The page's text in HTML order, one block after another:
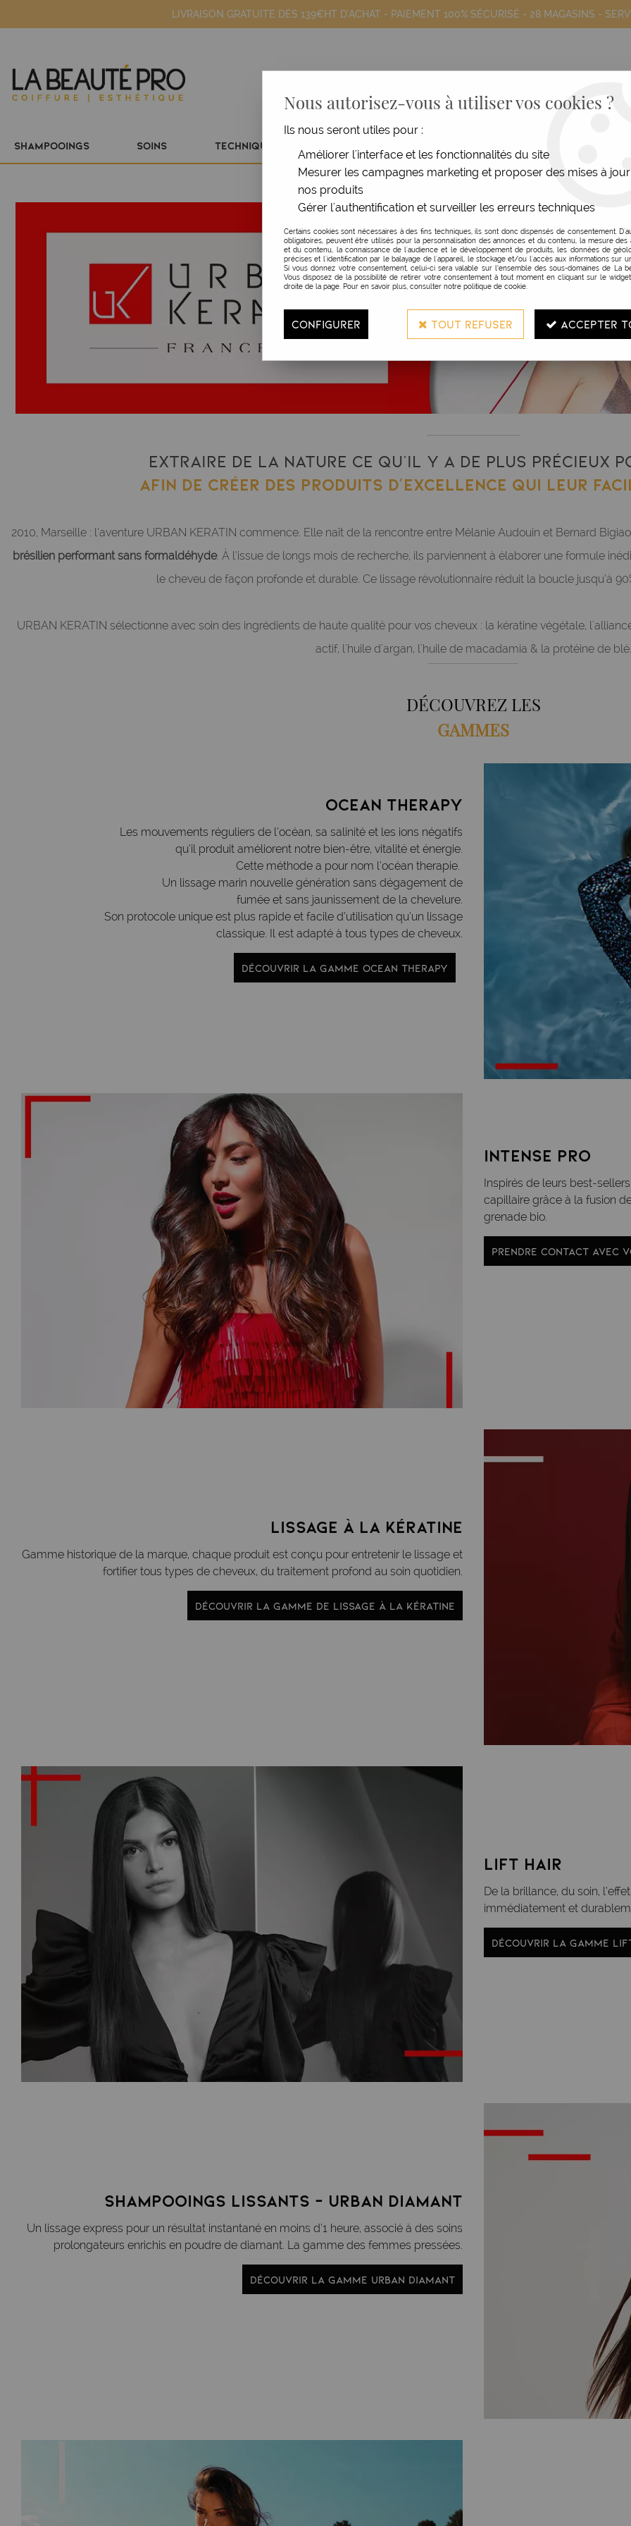
LIVRAISON GRATUITE DÈS 139€HT D'ACHAT - PAIEMENT 100% SÉCURISÉ - 28 MAGASINS -
SHAMPOOINGS SOINS TECHNIQUE
Urban Keratin
Extraire de la nature ce qu’il y a de plus précieux
Afin de créer des produits d’excellence qui leur
2010, Marseille : l’aventure URBAN KERATIN commence. Elle naît de la rencontre entre Mélanie Audouin et Bernard
brésilien performant sans formaldéhyde. À l’issue de longs mois de recherche, ils parviennent à élaborer une formule
le cheveu de façon profonde et durable. Ce lissage révolutionnaire réduit la boucle jusqu’à
URBAN KERATIN sélectionne avec soin des ingrédients de haute qualité pour vos cheveux : la kératine végétale,
actif, l'huile d'argan, l'huile de macadamia & la protéine de blé.
DÉCOUVREZ LES
GAMMES
Ocean therapy
Les mouvements réguliers de l’océan, sa salinité et les ions négatifs
qu’il produit améliorent notre bien-être, vitalité et énergie.
Cette méthode a pour nom l’océan therapie.
Un lissage marin nouvelle génération sans dégagement de
fumée et sans jaunissement de la chevelure.
Son protocole unique est plus rapide et facile d’utilisation qu’un lissage
classique. Il est adapté à tous types de cheveux.
DÉCOUVRIR LA GAMME OCEAN THERAPY
INTENSE PRO
Inspirés de leurs best-
capillaire grâce à la fusion
grenade bio.
PRENDRE CONTACT AVEC
lissage à la kératine
Gamme historique de la marque, chaque produit est conçu pour entretenir le lissage et
fortifier tous types de cheveux, du traitement profond au soin quotidien.
DÉCOUVRIR LA GAMME DE LISSAGE À LA KÉRATINE
lift hair
De la brillance, du soin,
immédiatement et
DÉCOUVRIR LA GAMME
SHAMPOOINGS LISSANTS - URBAN DIAMANT
Un lissage express pour un résultat instantané en moins d’1 heure, associé à des soins
prolongateurs enrichis en poudre de diamant. La gamme des femmes pressées.
DÉCOUVRIR LA GAMME URBAN DIAMANT
Nous autorisez-vous à utiliser vos cookies ?
Ils nous seront utiles pour :
Améliorer l'interface et les fonctionnalités du site
Mesurer les campagnes marketing et proposer des mises à
nos produits
Gérer l'authentification et surveiller les erreurs techniques
Certains cookies sont nécessaires à des fins techniques, ils sont donc dispensés de consentement.
obligatoires, peuvent être utilisés pour la personnalisation des annonces et du contenu, la mesure des
et du contenu, la connaissance de l'audience et le développement de produits, les données de
précises et l'identification par le balayage de l'appareil, le stockage et/ou l'accès aux informations sur
Si vous donnez votre consentement, celui-ci sera valable sur l’ensemble des sous-domaines de La
Vous disposez de la possibilité de retirer votre consentement à tout moment en cliquant sur le
droite de la page. Pour en savoir plus, consulter notre politique de cookie.
CONFIGURER TOUT REFUSER ACCEPTER